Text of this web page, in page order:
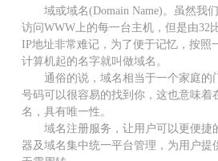
域或域名(Domain Name)。虽然我
访问WWW上的每一台主机，但是由32
IP地址非常难记，为了便于记忆，按照
计算机起的名字就叫做域名。
通俗的说，域名相当于一个家庭的
号码可以很容易的找到你，这也意味着
名，具有唯一性。
域名注册服务，让用户可以更便捷
器及域名集中统一平台管理，为用户提